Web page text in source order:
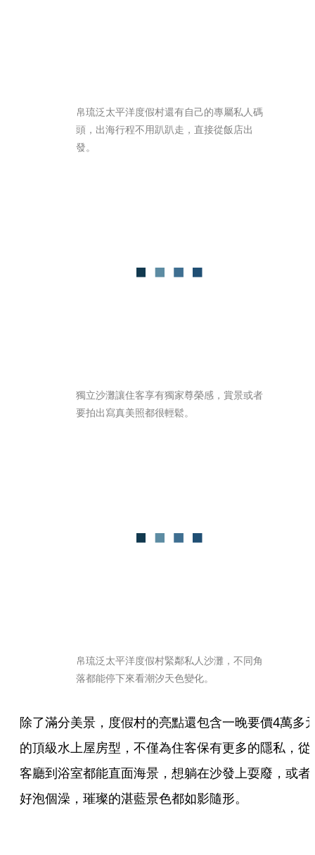
帛琉泛太平洋度假村還有自己的專屬私人碼
頭，出海行程不用趴趴走，直接從飯店出
發。
獨立沙灘讓住客享有獨家尊榮感，賞景或者
要拍出寫真美照都很輕鬆。
帛琉泛太平洋度假村緊鄰私人沙灘，不同角
落都能停下來看潮汐天色變化。
除了滿分美景，度假村的亮點還包含一晚要價4萬多
的頂級水上屋房型，不僅為住客保有更多的隱私，從
客廳到浴室都能直面海景，想躺在沙發上耍廢，或者
好泡個澡，璀璨的湛藍景色都如影隨形。